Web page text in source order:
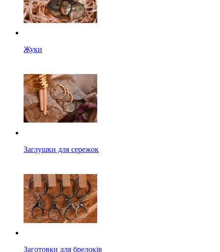
Жуки
Заглушки для сережок
Заготовки для брелоків